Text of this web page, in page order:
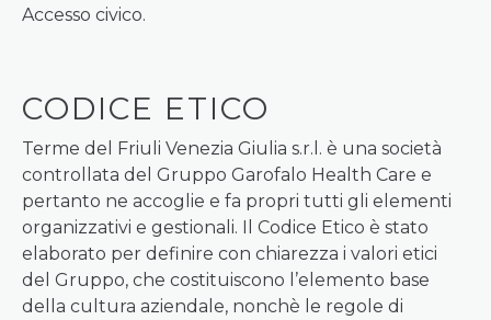
Accesso civico.
CODICE ETICO
Terme del Friuli Venezia Giulia s.r.l. è una società
controllata del Gruppo Garofalo Health Care e
pertanto ne accoglie e fa propri tutti gli elementi
organizzativi e gestionali. Il Codice Etico è stato
elaborato per definire con chiarezza i valori etici
del Gruppo, che costituiscono l’elemento base
della cultura aziendale, nonchè le regole di